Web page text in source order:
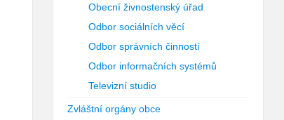
Obecní živnostenský úřad
Odbor sociálních věcí
Odbor správních činností
Odbor informačních systémů
Televizní studio
Zvláštní orgány obce